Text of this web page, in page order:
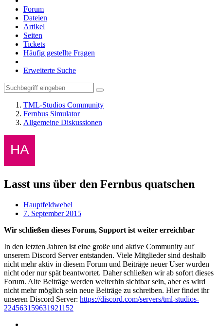
Forum
Dateien
Artikel
Seiten
Tickets
Häufig gestellte Fragen
Erweiterte Suche
TML-Studios Community
Fernbus Simulator
Allgemeine Diskussionen
Lasst uns über den Fernbus quatschen
Hauptfeldwebel
7. September 2015
Wir schließen dieses Forum, Support ist weiter erreichbar
In den letzten Jahren ist eine große und aktive Community auf
unserem Discord Server entstanden. Viele Mitglieder sind deshalb
nicht mehr aktiv in diesem Forum und Beiträge neuer User wurden
nicht oder nur spät beantwortet. Daher schließen wir ab sofort dieses
Forum. Alte Beiträge werden weiterhin sichtbar sein, aber es wird
nicht mehr möglich sein neue Beiträge zu schreiben. Hier findet ihr
unseren Discord Server: https://discord.com/servers/tml-studios-
224563159631921152